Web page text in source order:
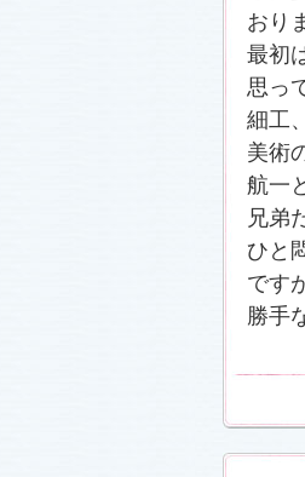
おり
最初
思っ
細工
美術
航一
兄弟
ひと
です
勝手